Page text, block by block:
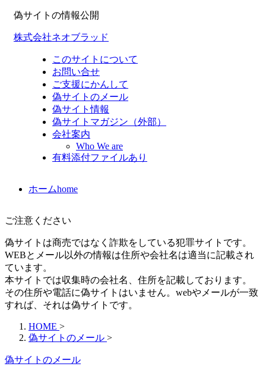
偽サイトの情報公開
株式会社ネオブラッド
このサイトについて
お問い合せ
ご支援にかんして
偽サイトのメール
偽サイト情報
偽サイトマガジン（外部）
会社案内
Who We are
有料添付ファイルあり
ホームhome
ご注意ください
偽サイトは商売ではなく詐欺をしている犯罪サイトです。
WEBとメール以外の情報は住所や会社名は適当に記載され
ています。
本サイトでは収集時の会社名、住所を記載しております。
その住所や電話に偽サイトはいません。webやメールが一致
すれば、それは偽サイトです。
HOME >
偽サイトのメール >
偽サイトのメール